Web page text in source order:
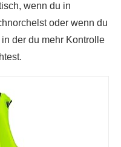
wenn du in
oder wenn du
der du mehr Kontrolle